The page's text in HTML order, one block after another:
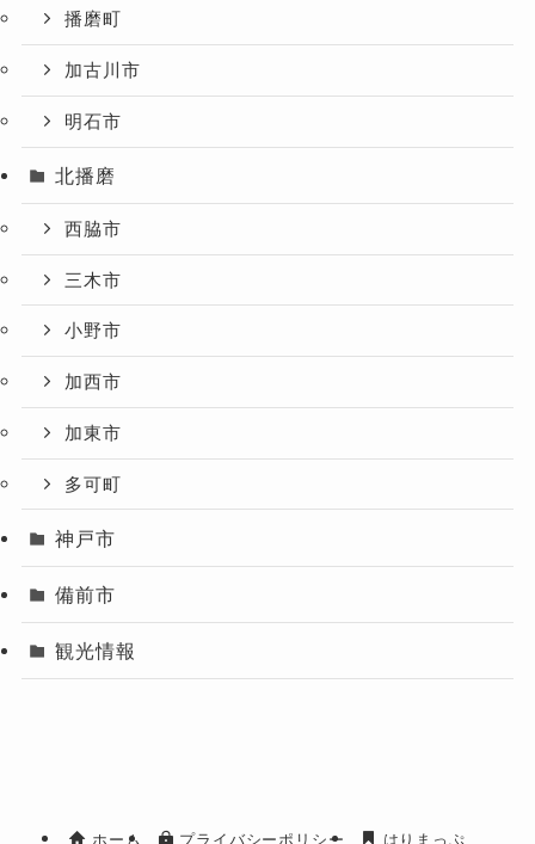
播磨町
加古川市
明石市
北播磨
西脇市
三木市
小野市
加西市
加東市
多可町
神戸市
備前市
観光情報
ホーム プライバシーポリシー はりまっぷ